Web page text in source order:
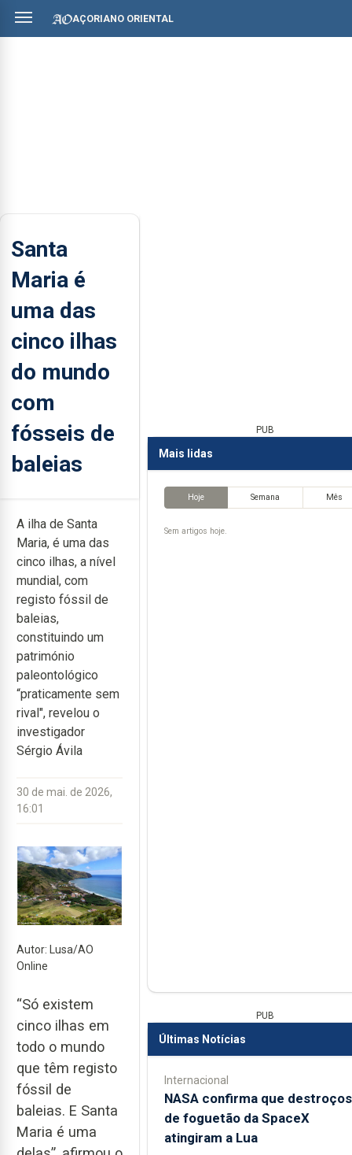
AÇORIANO ORIENTAL
Santa
Maria é
uma das
cinco ilhas
do mundo
com
fósseis de
baleias
A ilha de Santa
Maria, é uma das
cinco ilhas, a nível
mundial, com
registo fóssil de
baleias,
constituindo um
património
paleontológico
“praticamente sem
rival", revelou o
investigador
Sérgio Ávila
30 de mai. de 2026,
16:01
Autor: Lusa/AO
Online
“Só existem
cinco ilhas em
todo o mundo
que têm registo
fóssil de
baleias. E Santa
Maria é uma
PUB
Mais lidas
Hoje Semana Mês
Sem artigos hoje.
PUB
Últimas Notícias
Internacional
NASA confirma que destroços
de foguetão da SpaceX
atingiram a Lua